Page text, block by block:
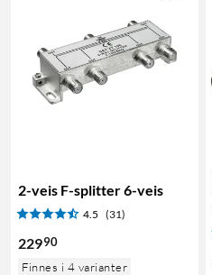
2-veis F-splitter 6-veis
4.5 (31)
22990
Finnes i 4 varianter